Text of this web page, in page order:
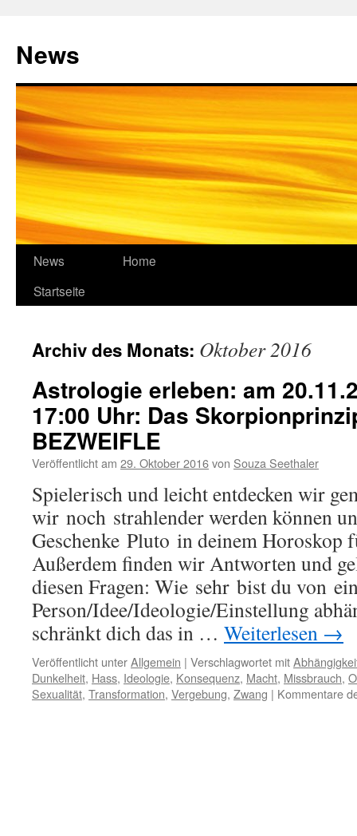
springen
News
News
Startseite
Home
Archiv des Monats: Oktober 2016
Astrologie erleben: am
17:00 Uhr: Das
BEZWEIFLE
Veröffentlicht am 29. Oktober 2016von Souza Seethaler
Spielerisch und leicht entdecken wir
wir noch strahlender werden können
Geschenke Pluto in deinem Horoskop
Außerdem finden wir Antworten und
diesen Fragen: Wie sehr bist du von
Person/Idee/Ideologie/Einstellung
schränkt dich das in … Weiterlesen →
Veröffentlicht unterAllgemein | Verschlagwortet mit
Dunkelheit, Hass, Ideologie, Konsequenz, Macht, Missbrauch,
Sexualität, Transformation, Vergebung, Zwang | Kommentare